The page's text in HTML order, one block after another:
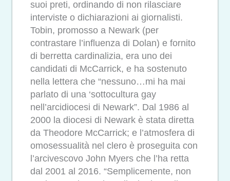
suoi preti, ordinando di non rilasciare
interviste o dichiarazioni ai giornalisti.
Tobin, promosso a Newark (per
contrastare l’influenza di Dolan) e fornito
di berretta cardinalizia, era uno dei
candidati di McCarrick, e ha sostenuto
nella lettera che “nessuno…mi ha mai
parlato di una ‘sottocultura gay
nell’arcidiocesi di Newark”. Dal 1986 al
2000 la diocesi di Newark è stata diretta
da Theodore McCarrick; e l’atmosfera di
omosessualità nel clero è proseguita con
l’arcivescovo John Myers che l’ha retta
dal 2001 al 2016. “Semplicemente, non